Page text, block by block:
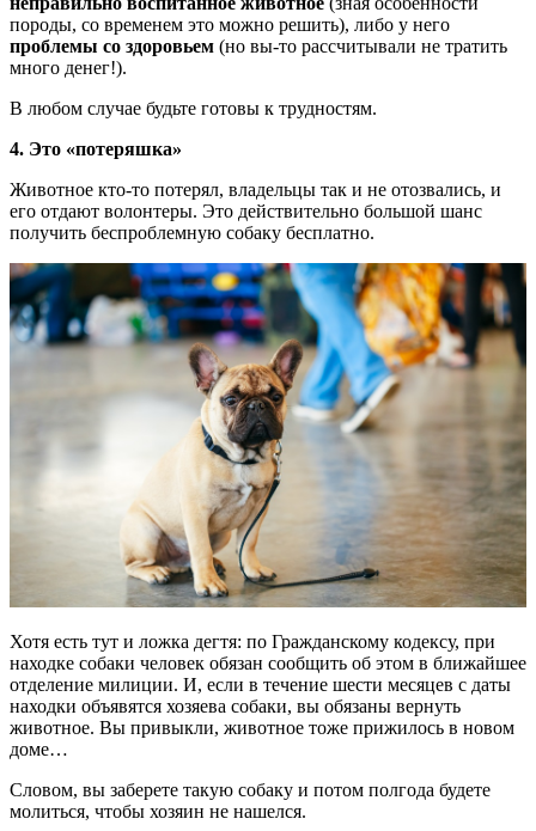
породы, со временем это можно решить), либо у него
проблемы со здоровьем (но вы-то рассчитывали не тратить
много денег!).
В любом случае будьте готовы к трудностям.
4. Это «потеряшка»
Животное кто-то потерял, владельцы так и не отозвались, и
его отдают волонтеры. Это действительно большой шанс
получить беспроблемную собаку бесплатно.
Хотя есть тут и ложка дегтя: по Гражданскому кодексу, при
находке собаки человек обязан сообщить об этом в ближайшее
отделение милиции. И, если в течение шести месяцев с даты
находки объявятся хозяева собаки, вы обязаны вернуть
животное. Вы привыкли, животное тоже прижилось в новом
доме…
Словом, вы заберете такую собаку и потом полгода будете
молиться, чтобы хозяин не нашелся.